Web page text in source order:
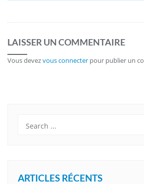
LAISSER UN COMMENTAIRE
Vous devezvous connecter pour publier un
ARTICLES RÉCENTS